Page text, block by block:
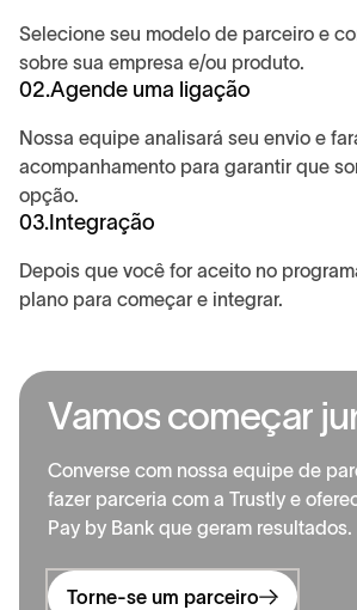
Selecione seu modelo de parceiro e
sobre sua empresa e/ou produto.
02.Agende uma ligação
Nossa equipe analisará seu envio e
acompanhamento para garantir que
opção.
03. Integração
Depois que você for aceito no
plano para começar e integrar.
Vamos começar ju
Converse com nossa equipe de
fazer parceria com a Trustly e
Pay by Bank que geram resultados.
Torne-se um parceiro